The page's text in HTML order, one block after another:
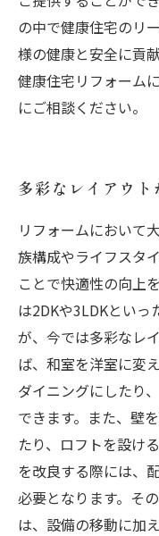
の中で健康住宅のリ
様の健康と安全に貢
健康住宅リフォーム
にご相談ください。
多彩なレイアウト
リフォームにおいて
族構成やライフスタ
ことで快適性の向上
は2DKや3LDKとい
が、今では多彩なレ
ば、和室を洋室に変
ダイニングにしたり
できます。また、壁
たり、ロフトを設け
を改良する際には、
必要となります。そ
は、設備の移動に加